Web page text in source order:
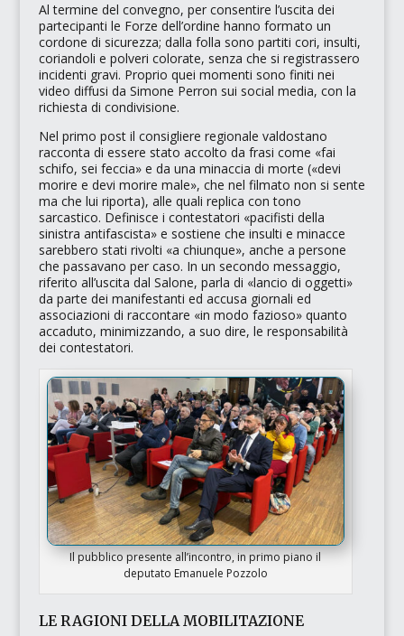
Al termine del convegno, per consentire l’uscita dei
partecipanti le Forze dell’ordine hanno formato un
cordone di sicurezza; dalla folla sono partiti cori, insulti,
coriandoli e polveri colorate, senza che si registrassero
incidenti gravi. Proprio quei momenti sono finiti nei
video diffusi da Simone Perron sui social media, con la
richiesta di condivisione.
Nel primo post il consigliere regionale valdostano
racconta di essere stato accolto da frasi come «fai
schifo, sei feccia»e da una minaccia di morte («devi
morire e devi morire male», che nel filmato non si sente
ma che lui riporta), alle quali replica con tono
sarcastico. Definisce i contestatori «pacifisti della
sinistra antifascista»e sostiene che insulti e minacce
sarebbero stati rivolti «a chiunque», anche a persone
che passavano per caso. In un secondo messaggio,
riferito all’uscita dal Salone, parla di «lancio di oggetti»
da parte dei manifestanti ed accusa giornali ed
associazioni di raccontare «in modo fazioso»quanto
accaduto, minimizzando, a suo dire, le responsabilità
dei contestatori.
Il pubblico presente all’incontro, in primo piano il
deputato Emanuele Pozzolo
LE RAGIONI DELLA MOBILITAZIONE